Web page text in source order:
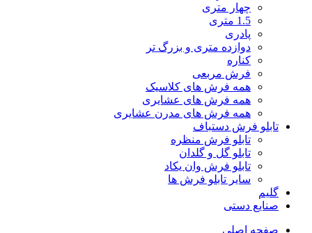
چهار متری
1.5 متری
پادری
دوازده متری و بزرگ تر
کناره
فرش مربعی
همه فرش های کلاسیک
همه فرش های عشایری
همه فرش های مدرن عشایری
تابلو فرش دستباف
تابلو فرش منظره
تابلو گل و گلدان
تابلو فرش وان یکاد
سایر تابلو فرش ها
گلیم
صنایع دستی
صفحه اصلی